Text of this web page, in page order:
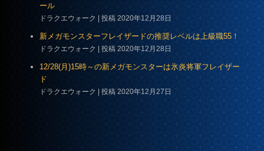
ール
ドラクエウォーク 投稿 2020年12月28日
新メガモンスターフレイザードの推奨レベルは上級職55！
ドラクエウォーク 投稿 2020年12月28日
12/28(月)15時～の新メガモンスターは氷炎将軍フレイザー
ド
ドラクエウォーク 投稿 2020年12月27日